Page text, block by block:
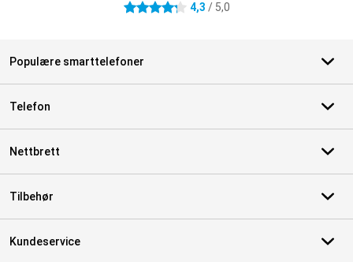
4.3 stjerner 4,3 / 5,0
Populære smarttelefoner
Telefon
Nettbrett
Tilbehør
Kundeservice